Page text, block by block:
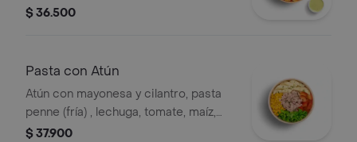
guacamole, mozzarrella, maíz, lechuga
$ 36.500
Pasta con Atún
Atún con mayonesa y cilantro, pasta
penne (fría) , lechuga, tomate, maíz,
guacamole y salsa verde
$ 37.900